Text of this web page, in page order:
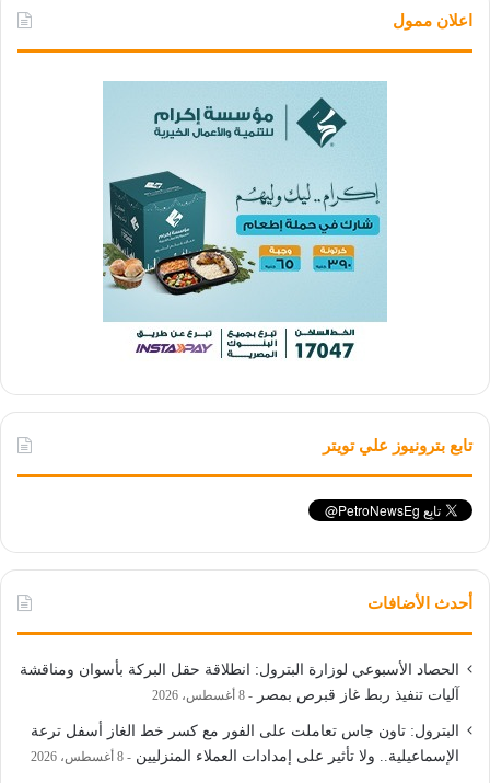
اعلان ممول
تابع بترونيوز علي تويتر
أحدث الأضافات
الحصاد الأسبوعي لوزارة البترول: انطلاقة حقل البركة بأسوان ومناقشة
آليات تنفيذ ربط غاز قبرص بمصر
8 أغسطس، 2026
البترول: تاون جاس تعاملت على الفور مع كسر خط الغاز أسفل ترعة
الإسماعيلية.. ولا تأثير على إمدادات العملاء المنزليين
8 أغسطس، 2026